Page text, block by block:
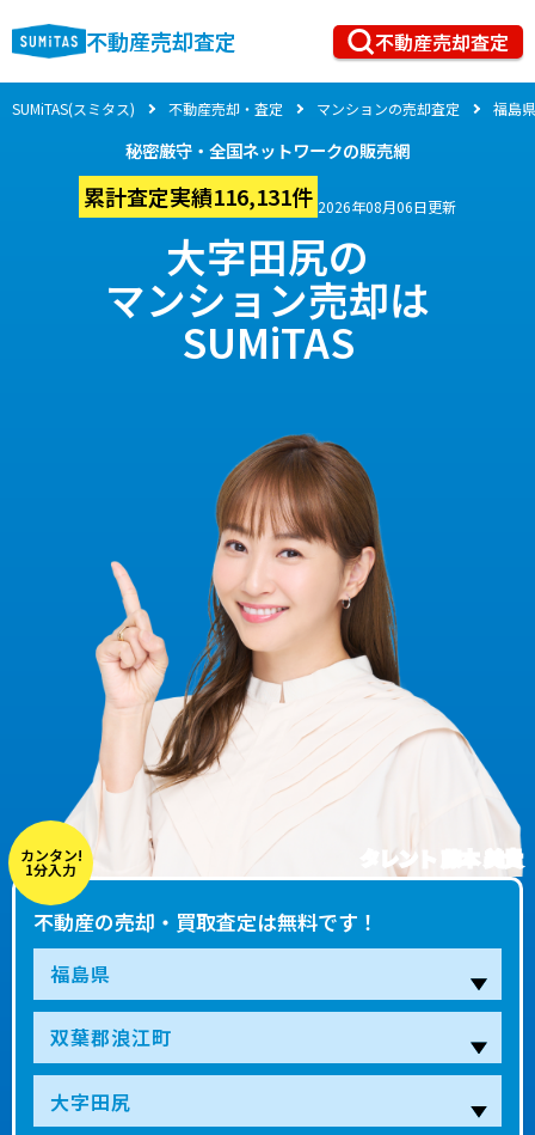
不動産売却査定 不動産売却査定
SUMiTAS(スミタス) 不動産売却・査定 マンションの売却査定 福島県
秘密厳守・全国ネットワークの販売網
累計査定実績116,131件 2026年08月06日更新
大字田尻の
マンション売却は
SUMiTAS
タレント 藤本 美貴
カンタン!
1分入力
不動産の売却・買取査定は無料です！